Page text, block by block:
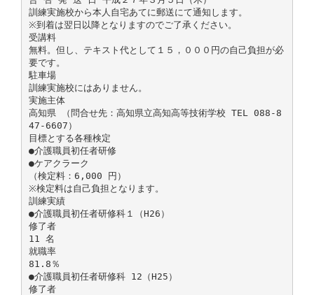
訓練実施校から本人自宅あてに郵送にて通知します。
※到着は翌日以降となりますのでご了承ください。
受講料
無料。但し、テキスト代として１５，０００円の自己負担が必
要です。
駐車場
訓練実施校にはありません。
実施主体
高知県 （問合せ先：高知県立高知高等技術学校 TEL 088-8
47-6607）
目標とする各種検定
●介護職員初任者研修
●ケアクラーク
（検定料：6,000 円）
※検定料は自己負担となります。
訓練実績
●介護職員初任者研修科１（H26）
修了者
11 名
就職率
81.8％
●介護職員初任者研修科 12（H25）
修了者